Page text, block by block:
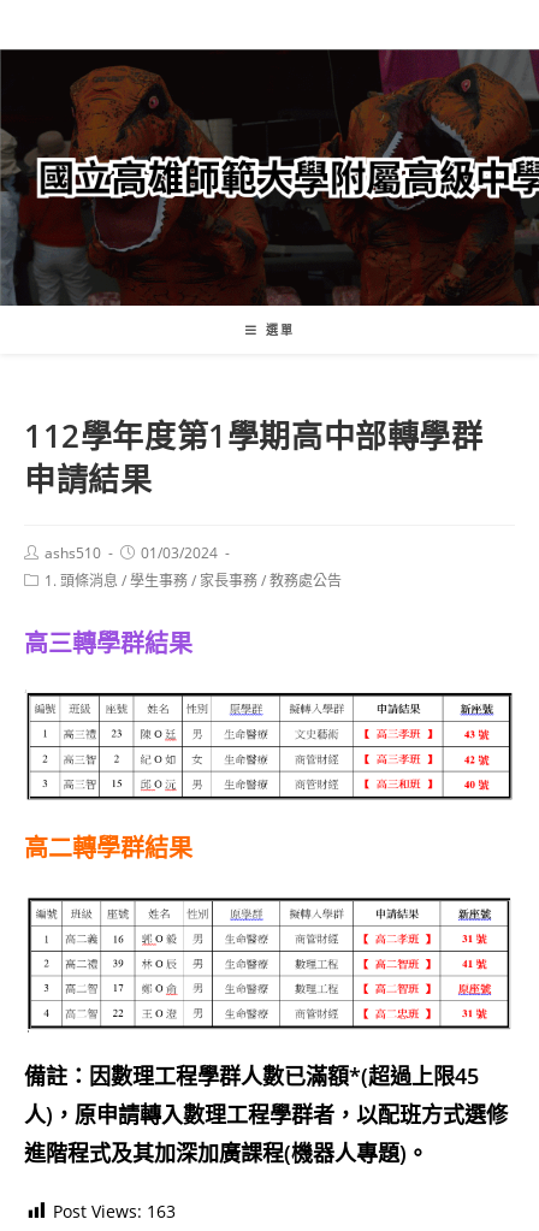
轉
要
內
容
選單
112學年度第1學期高中部轉學群
申請結果
Post
author:
ashs510
Post
published:
01/03/2024
Post1. 頭條消息 /學生事務/ 家長事務/教務處公告
高三轉學群結果
高二轉學群結果
備註：因數理工程學群人數已滿額*(超過上限45
人)，原申請轉入數理工程學群者，以配班方式選修
進階程式及其加深加廣課程(機器人專題)。
Post Views: 163